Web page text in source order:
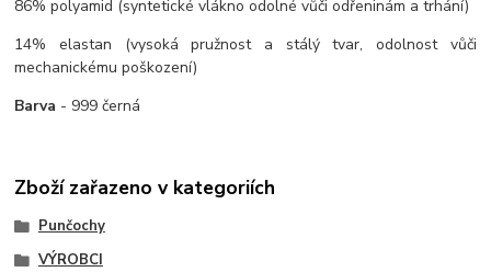
86% polyamid (syntetické vlákno odolné vůči odřeninám a trhání)
14% elastan (vysoká pružnost a stálý tvar, odolnost vůči
mechanickému poškození)
Barva - 999 černá
Zboží zařazeno v kategoriích
Punčochy
VÝROBCI